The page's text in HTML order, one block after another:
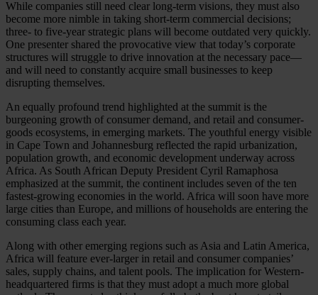
While companies still need clear long-term visions, they must also
become more nimble in taking short-term commercial decisions;
three- to five-year strategic plans will become outdated very quickly.
One presenter shared the provocative view that today’s corporate
structures will struggle to drive innovation at the necessary pace—
and will need to constantly acquire small businesses to keep
disrupting themselves.
An equally profound trend highlighted at the summit is the
burgeoning growth of consumer demand, and retail and consumer-
goods ecosystems, in emerging markets. The youthful energy visible
in Cape Town and Johannesburg reflected the rapid urbanization,
population growth, and economic development underway across
Africa. As South African Deputy President Cyril Ramaphosa
emphasized at the summit, the continent includes seven of the ten
fastest-growing economies in the world. Africa will soon have more
large cities than Europe, and millions of households are entering the
consuming class each year.
Along with other emerging regions such as Asia and Latin America,
Africa will feature ever-larger in retail and consumer companies’
sales, supply chains, and talent pools. The implication for Western-
headquartered firms is that they must adopt a much more global